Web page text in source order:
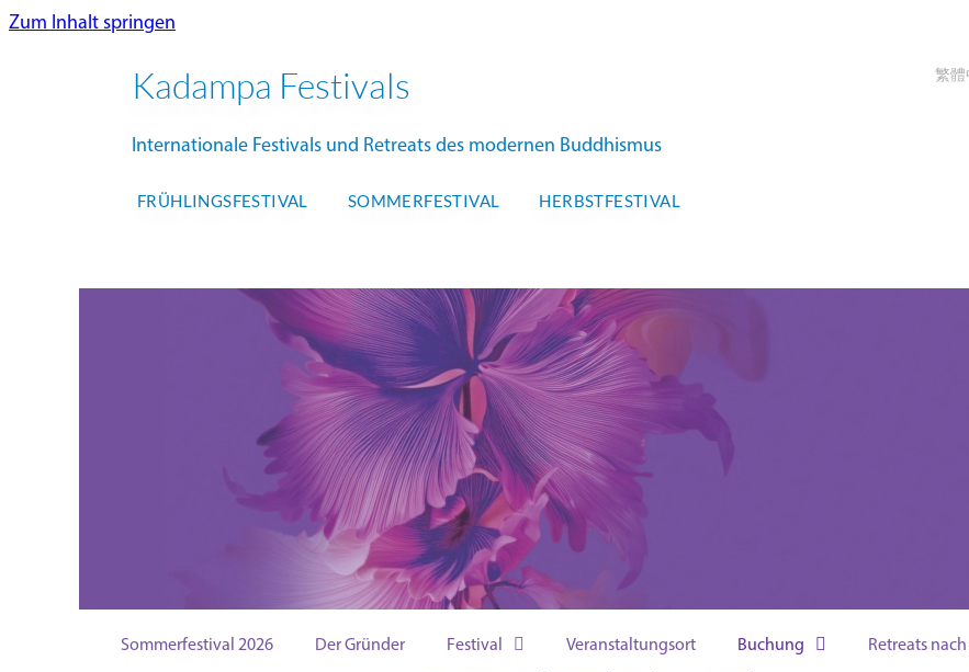
Zum Inhalt springen
Kadampa Festivals
Internationale Festivals und Retreats des modernen Buddhismus
繁體
FRÜHLINGSFESTIVAL SOMMERFESTIVAL HERBSTFESTIVAL
NKT-IKBU INTERNATIONALES
SOMMERFESTIVAL
2026
24. JULI – 8. AUGUST
Sommerfestival 2026 Der Gründer Festival Veranstaltungsort Buchung Retreats